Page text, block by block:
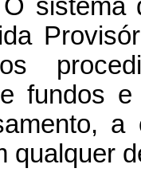
sistema
fundos
a
qualquer